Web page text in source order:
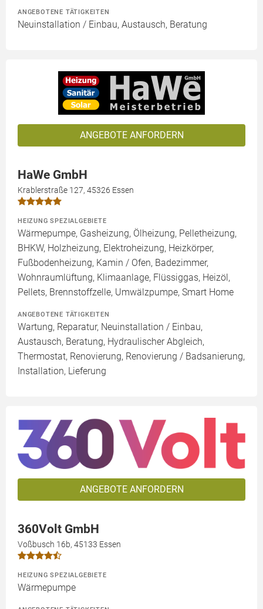
ANGEBOTENE TÄTIGKEITEN
Neuinstallation / Einbau, Austausch, Beratung
ANGEBOTE ANFORDERN
HaWe GmbH
Krablerstraße 127, 45326 Essen
HEIZUNG SPEZIALGEBIETE
Wärmepumpe, Gasheizung, Ölheizung, Pelletheizung,
BHKW, Holzheizung, Elektroheizung, Heizkörper,
Fußbodenheizung, Kamin / Ofen, Badezimmer,
Wohnraumlüftung, Klimaanlage, Flüssiggas, Heizöl,
Pellets, Brennstoffzelle, Umwälzpumpe, Smart Home
ANGEBOTENE TÄTIGKEITEN
Wartung, Reparatur, Neuinstallation / Einbau,
Austausch, Beratung, Hydraulischer Abgleich,
Thermostat, Renovierung, Renovierung / Badsanierung,
Installation, Lieferung
ANGEBOTE ANFORDERN
360Volt GmbH
Voßbusch 16b, 45133 Essen
HEIZUNG SPEZIALGEBIETE
Wärmepumpe